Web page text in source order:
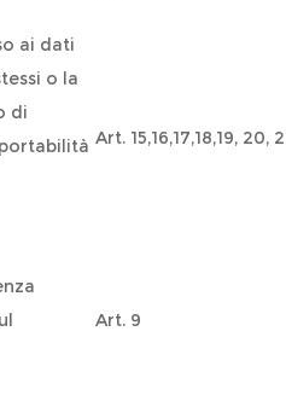
ai dati
o la
di
Art. 15,16,17,18,19, 20,
Art. 9